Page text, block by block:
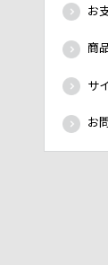
お
商
サ
お